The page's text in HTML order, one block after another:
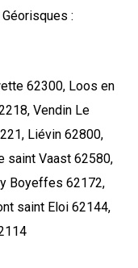
:
62300, Loos en
Vendin Le
Liévin 62800,
saint Vaast 62580,
Boyeffes 62172,
saint Eloi 62144,